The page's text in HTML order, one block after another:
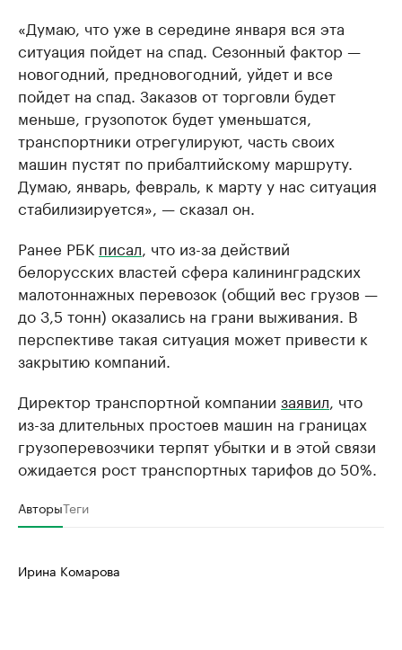
«Думаю, что уже в середине января вся эта
ситуация пойдет на спад. Сезонный фактор —
новогодний, предновогодний, уйдет и все
пойдет на спад. Заказов от торговли будет
меньше, грузопоток будет уменьшатся,
транспортники отрегулируют, часть своих
машин пустят по прибалтийскому маршруту.
Думаю, январь, февраль, к марту у нас ситуация
стабилизируется», — сказал он.
Ранее РБК писал , что из-за действий
белорусских властей сфера калининградских
малотоннажных перевозок (общий вес грузов —
до 3,5 тонн) оказались на грани выживания. В
перспективе такая ситуация может привести к
закрытию компаний.
Директор транспортной компании заявил , что
из-за длительных простоев машин на границах
грузоперевозчики терпят убытки и в этой связи
ожидается рост транспортных тарифов до 50%.
АвторыТеги
Ирина Комарова